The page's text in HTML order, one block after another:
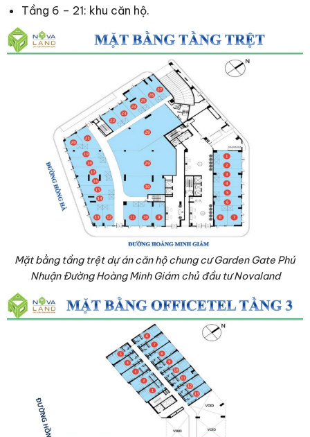
Tầng 6 – 21: khu căn hộ.
Mặt bằng tầng trệt dự án căn hộ chung cư Garden Gate Phú
Nhuận Đường Hoàng Minh Giám chủ đầu tư Novaland